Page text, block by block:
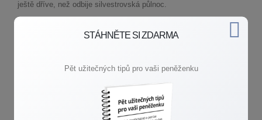
ještě dříve, než odbije silvestrovská půlnoc.
Udělat si pořádek ve financích se může zdát jako náročný úkol,
nebo byste chtěli získat odborný pohled na konkrétní situaci, je
dobré vědět, že na to nemusíte být sami. Pro konzultaci nebo
pomoc s nastavením osobní strategie neváhejte využít kontaktů
STÁHNĚTE SI ZDARMA
Pět užitečných tipů pro vaši peněženku